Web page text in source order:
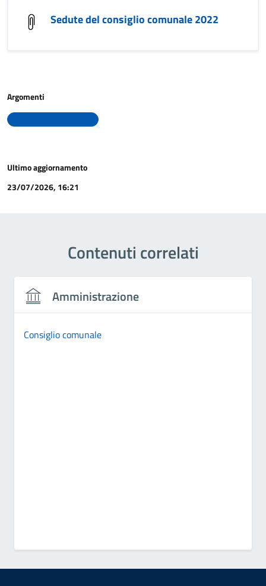
Sedute del consiglio comunale 2022
Argomenti
Ultimo aggiornamento
23/07/2026, 16:21
Contenuti correlati
Amministrazione
Consiglio comunale